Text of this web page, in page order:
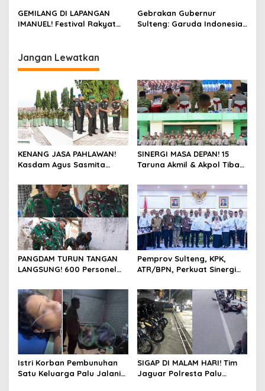
a
!
Sulteng Cover Biaya &
Desak Polisi Tangkap
Anoa-Nunu di Jalan Lalove,
Situasi Kembali Kondusif
dalam Hitungan Menit
GEMILANG DI LAPANGAN
IMANUEL! Festival Rakyat
Gubernur Sulteng Pukul
Gimba Bersamaan, Ribuan
Piala Dunia
Gebrakan Gubernur
Sulteng: Garuda Indonesia
Jangan Lewatkan
KENANG JASA PAHLAWAN!
Kasdam Agus Sasmita
di TMP Tatura, Peringati
HUT Ke-1 Kodam
XXIII/Palaka Wira
SINERGI MASA DEPAN! 15
Taruna Akmil & Akpol Tiba
Program “Taruna Bakti” di
Bumi Tadulako Sulteng
PANGDAM TURUN TANGAN
LANGSUNG! 600 Personel
Bersihkan 16 Titik di Palu,
Sambut HUT Pertama
dengan Aksi Nyata
Pemprov Sulteng, KPK,
ATR/BPN, Perkuat Sinergi
Pertanahan
Istri Korban Pembunuhan
Satu Keluarga Palu Jalani
SIGAP DI MALAM HARI! Tim
Jaguar Polresta Palu